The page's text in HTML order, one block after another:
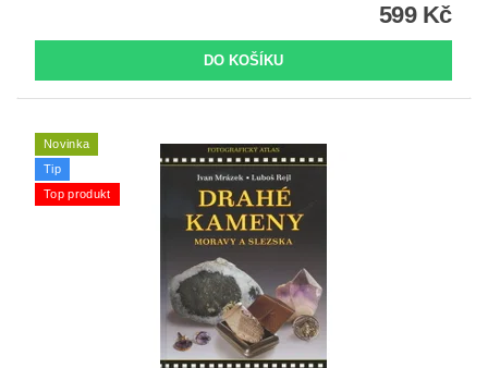
599 Kč
Novinka
Tip
Top produkt